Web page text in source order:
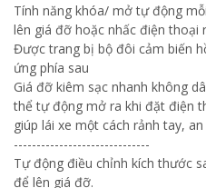
Tính năng khóa/ mở tự động
lên giá đỡ hoặc nhấc điện thoại
Được trang bị bộ đôi cảm biến
ứng phía sau
Giá đỡ kiêm sạc nhanh không
thể tự động mở ra khi đặt điện
giúp lái xe một cách rảnh tay,
------------------------------
Tự động điều chỉnh kích thước
để lên giá đỡ.